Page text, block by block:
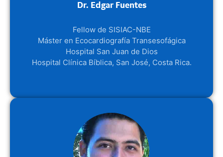
Dr. Edgar Fuentes
Fellow de SISIAC-NBE
Máster en Ecocardiografía Transesofágica
Hospital San Juan de Dios
Hospital Clínica Bíblica, San José, Costa Rica.